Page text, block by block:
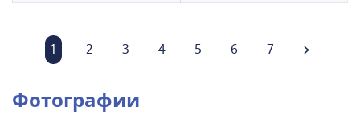
1 2 3 4 5 6 7
Фотографии